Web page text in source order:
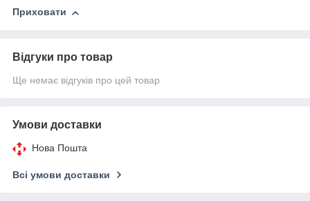
Приховати
Відгуки про товар
Ще немає відгуків про цей товар
Умови доставки
Нова Пошта
Всі умови доставки